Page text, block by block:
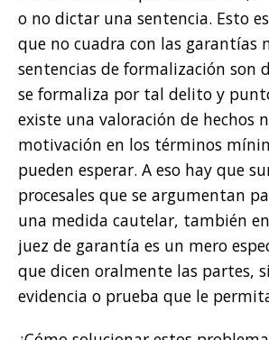
o no dictar una sentencia. Esto
que no cuadra con las garantías
sentencias de formalización son
se formaliza por tal delito y
existe una valoración de hechos
motivación en los términos
pueden esperar. A eso hay que
procesales que se argumentan
una medida cautelar, también
juez de garantía es un mero
que dicen oralmente las partes,
evidencia o prueba que le